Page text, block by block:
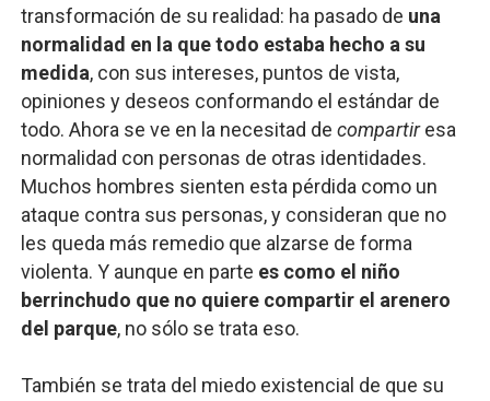
transformación de su realidad: ha pasado de una
normalidad en la que todo estaba hecho a su
medida, con sus intereses, puntos de vista,
opiniones y deseos conformando el estándar de
todo. Ahora se ve en la necesitad de compartiresa
normalidad con personas de otras identidades.
Muchos hombres sienten esta pérdida como un
ataque contra sus personas, y consideran que no
les queda más remedio que alzarse de forma
violenta. Y aunque en parte es como el niño
berrinchudo que no quiere compartir el arenero
del parque, no sólo se trata eso.
También se trata del miedo existencial de que su